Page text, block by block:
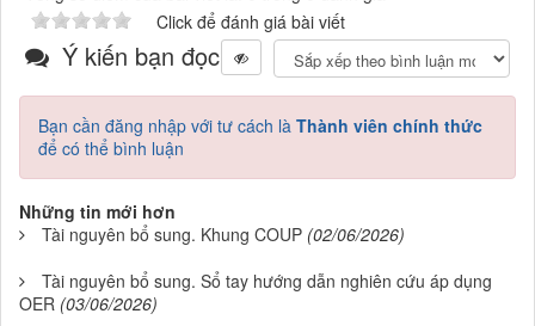
Click để đánh giá bài viết
Ý kiến bạn đọc
Bạn cần đăng nhập với tư cách là Thành viên chính thức
để có thể bình luận
Những tin mới hơn
Tài nguyên bổ sung. Khung COUP (02/06/2026)
Tài nguyên bổ sung. Sổ tay hướng dẫn nghiên cứu áp dụng
OER (03/06/2026)